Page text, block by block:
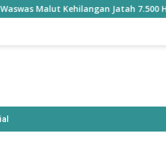
Kehilangan Jatah 7.500 Hektare